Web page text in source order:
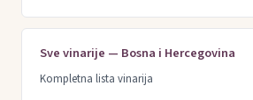
Sve vinarije — Bosna i Hercegovina
Kompletna lista vinarija